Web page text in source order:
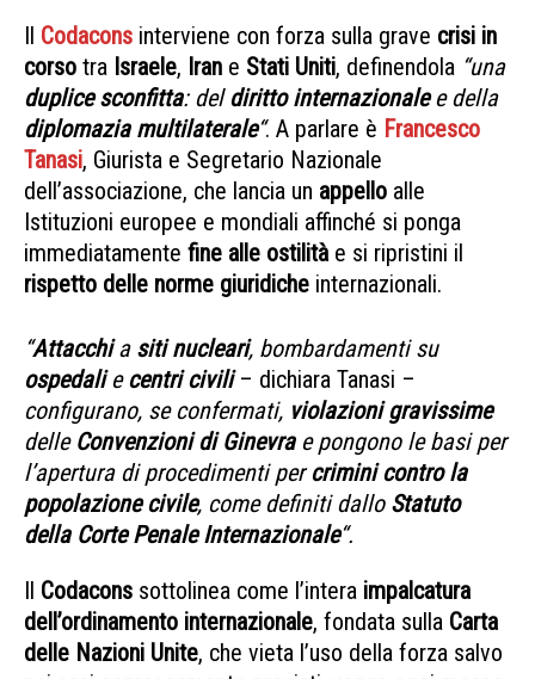
Il Codacons interviene con forza sulla grave crisi in
corso tra Israele, Iran e Stati Uniti, definendola “una
duplice sconfitta: deldiritto internazionalee della
diplomazia multilaterale“. A parlare è Francesco
Tanasi, Giurista e Segretario Nazionale
dell’associazione, che lancia un appello alle
Istituzioni europee e mondiali affinché si ponga
immediatamente fine alle ostilità e si ripristini il
rispetto delle norme giuridiche internazionali.
“Attacchia siti nucleari, bombardamenti su
ospedaliecentri civili– dichiara Tanasi –
configurano, se confermati, violazioni gravissime
delle Convenzioni di Ginevrae pongono le basi per
l’apertura di procedimenti percrimini contro la
popolazione civile, come definiti dallo Statuto
della Corte Penale Internazionale“.
Il Codacons sottolinea come l’intera impalcatura
dell’ordinamento internazionale, fondata sulla Carta
delle Nazioni Unite, che vieta l’uso della forza salvo